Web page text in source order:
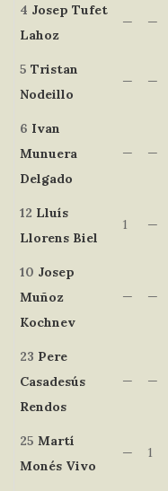
4 Josep Tufet
Lahoz
— —
5Tristan
Nodeillo
— —
6 Ivan
Munuera
Delgado
— —
12 Lluís
Llorens Biel
1 —
10 Josep
Muñoz
Kochnev
— —
23 Pere
Casadesús
Rendos
— —
25Martí
Monés Vivo
— 1